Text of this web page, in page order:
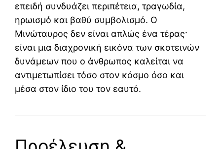
επειδή συνδυάζει περιπέτεια, τραγωδία,
ηρωισμό και βαθύ συμβολισμό. Ο
Μινώταυρος δεν είναι απλώς ένα τέρας·
είναι μια διαχρονική εικόνα των σκοτεινών
δυνάμεων που ο άνθρωπος καλείται να
αντιμετωπίσει τόσο στον κόσμο όσο και
μέσα στον ίδιο του τον εαυτό.